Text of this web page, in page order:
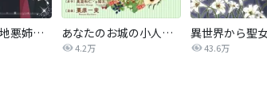
【単話版】意地悪姉と呼ばれた令嬢、実はとても優れた魔法使いでした。@COMIC あなたのお城の小人さん ～御飯下さい、働きますっ～（コミック）【分冊版】
4.2万 43.6万